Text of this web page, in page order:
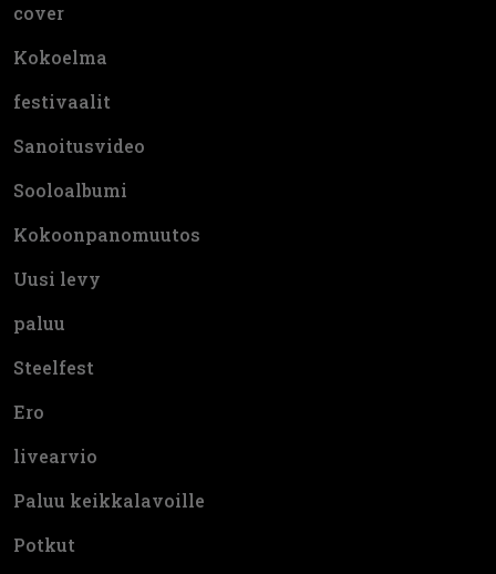
cover
Kokoelma
festivaalit
Sanoitusvideo
Sooloalbumi
Kokoonpanomuutos
Uusi levy
paluu
Steelfest
Ero
livearvio
Paluu keikkalavoille
Potkut